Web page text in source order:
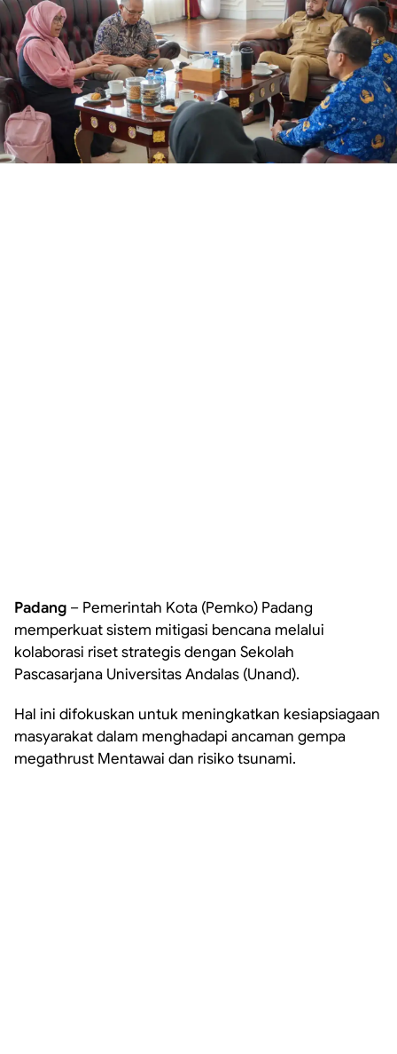
Padang – Pemerintah Kota (Pemko) Padang
memperkuat sistem mitigasi bencana melalui
kolaborasi riset strategis dengan Sekolah
Pascasarjana Universitas Andalas (Unand).
Hal ini difokuskan untuk meningkatkan kesiapsiagaan
masyarakat dalam menghadapi ancaman gempa
megathrust Mentawai dan risiko tsunami.